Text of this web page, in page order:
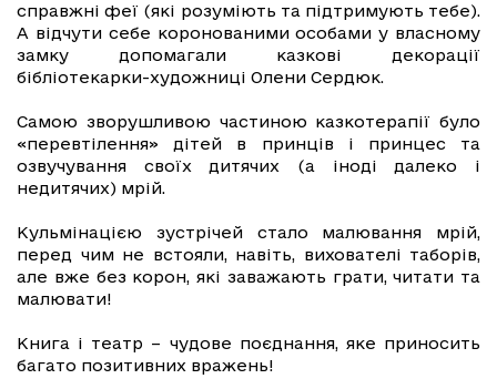
справжні феї (які розуміють та підтримують тебе).
А відчути себе коронованими особами у власному
замку допомагали казкові декорації
бібліотекарки-художниці Олени Сердюк.
Самою зворушливою частиною казкотерапії було
«перевтілення» дітей в принців і принцес та
озвучування своїх дитячих (а іноді далеко і
недитячих) мрій.
Кульмінацією зустрічей стало малювання мрій,
перед чим не встояли, навіть, вихователі таборів,
але вже без корон, які заважають грати, читати та
малювати!
Книга і театр – чудове поєднання, яке приносить
багато позитивних вражень!